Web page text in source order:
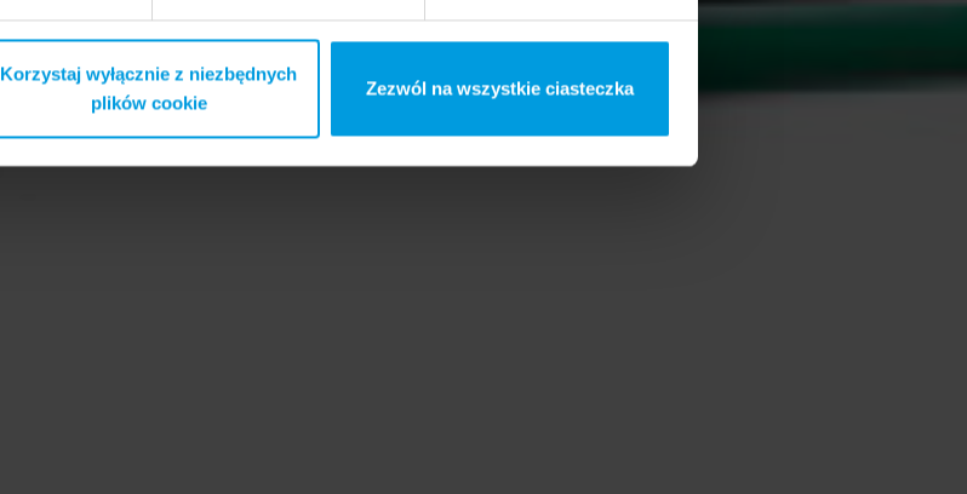
Korzystaj wyłącznie z niezbędnych
plików cookie
Zezwól na wszystkie ciasteczka